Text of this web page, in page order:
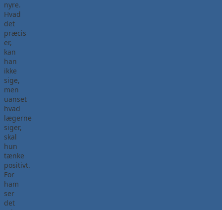
nyre.
Hvad
det
præcis
er,
kan
han
ikke
sige,
men
uanset
hvad
lægerne
siger,
skal
hun
tænke
positivt.
For
ham
ser
det